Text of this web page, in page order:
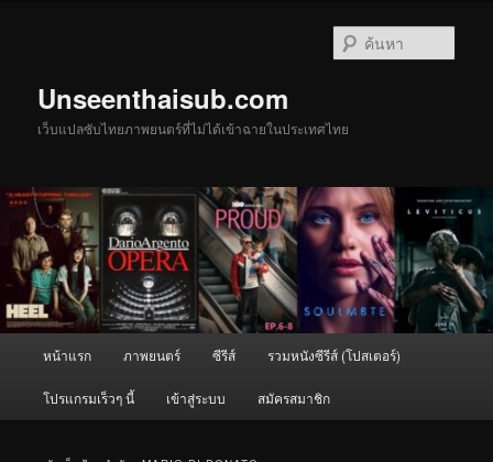
Unseenthaisub.com
เว็บแปลซับไทยภาพยนตร์ที่ไม่ได้เข้าฉายในประเทศไทย
หน้าแรก ภาพยนตร์ ซีรีส์ รวมหนังซีรีส์ (โปสเตอร์)
โปรแกรมเร็วๆ นี้ เข้าสู่ระบบ สมัครสมาชิก